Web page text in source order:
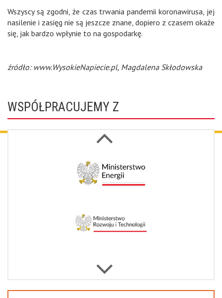
Wszyscy są zgodni, że czas trwania pandemii koronawirusa, jej
nasilenie i zasięg nie są jeszcze znane, dopiero z czasem okaże
się, jak bardzo wpłynie to na gospodarkę.
źródło: www.WysokieNapiecie.pl, Magdalena Skłodowska
WSPÓŁPRACUJEMY Z